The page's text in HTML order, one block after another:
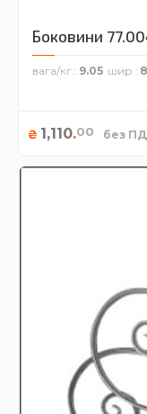
Боковини
вага/кг. 9.05 шир.
₴ 1,110.00 без